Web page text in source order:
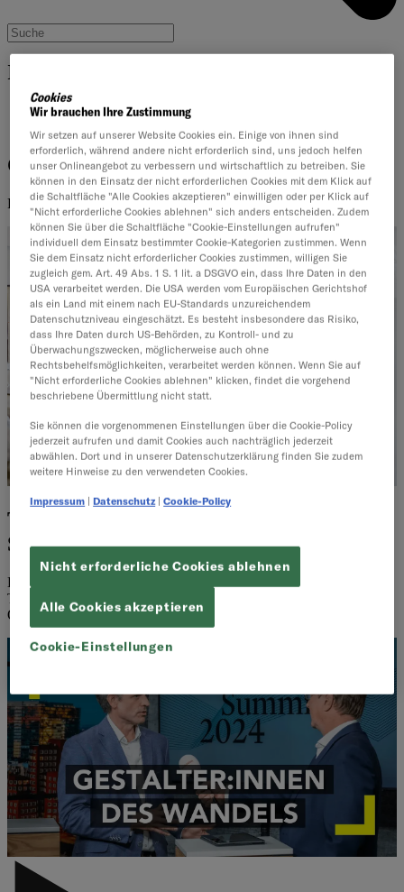
Inhalte filtern
Artikel
Change Management
Relevante Inhalte zum Thema – konkretes Wissen im Überblick.
Target Operating Model (TOM) –
Schlagkraft für den Mittelstand
Komplexität ordnen, Effizienz heben: Warum für Mittelständler ein
Target Operating Model (TOM) das Steuerungs- und
Organisationskonzept der Wahl sein kann.
Cookies
Wir brauchen Ihre Zustimmung
Wir setzen auf unserer Website Cookies ein. Einige von ihnen sind
erforderlich, während andere nicht erforderlich sind, uns jedoch helfen
unser Onlineangebot zu verbessern und wirtschaftlich zu betreiben. Sie
können in den Einsatz der nicht erforderlichen Cookies mit dem Klick auf
die Schaltfläche "Alle Cookies akzeptieren" einwilligen oder per Klick auf
"Nicht erforderliche Cookies ablehnen" sich anders entscheiden. Zudem
können Sie über die Schaltfläche "Cookie-Einstellungen aufrufen"
individuell dem Einsatz bestimmter Cookie-Kategorien zustimmen. Wenn
Sie dem Einsatz nicht erforderlicher Cookies zustimmen, willigen Sie
zugleich gem. Art. 49 Abs. 1 S. 1 lit. a DSGVO ein, dass Ihre Daten in den
USA verarbeitet werden. Die USA werden vom Europäischen Gerichtshof
als ein Land mit einem nach EU-Standards unzureichendem
Datenschutzniveau eingeschätzt. Es besteht insbesondere das Risiko,
dass Ihre Daten durch US-Behörden, zu Kontroll- und zu
Überwachungszwecken, möglicherweise auch ohne
Rechtsbehelfsmöglichkeiten, verarbeitet werden können. Wenn Sie auf
"Nicht erforderliche Cookies ablehnen" klicken, findet die vorgehend
beschriebene Übermittlung nicht statt.
Sie können die vorgenommenen Einstellungen über die Cookie-Policy
jederzeit aufrufen und damit Cookies auch nachträglich jederzeit
abwählen. Dort und in unserer Datenschutzerklärung finden Sie zudem
weitere Hinweise zu den verwendeten Cookies.
Impressum |Datenschutz|Cookie-Policy
Cookie-Einstellungen
Nicht erforderliche Cookies ablehnen
Alle Cookies akzeptieren